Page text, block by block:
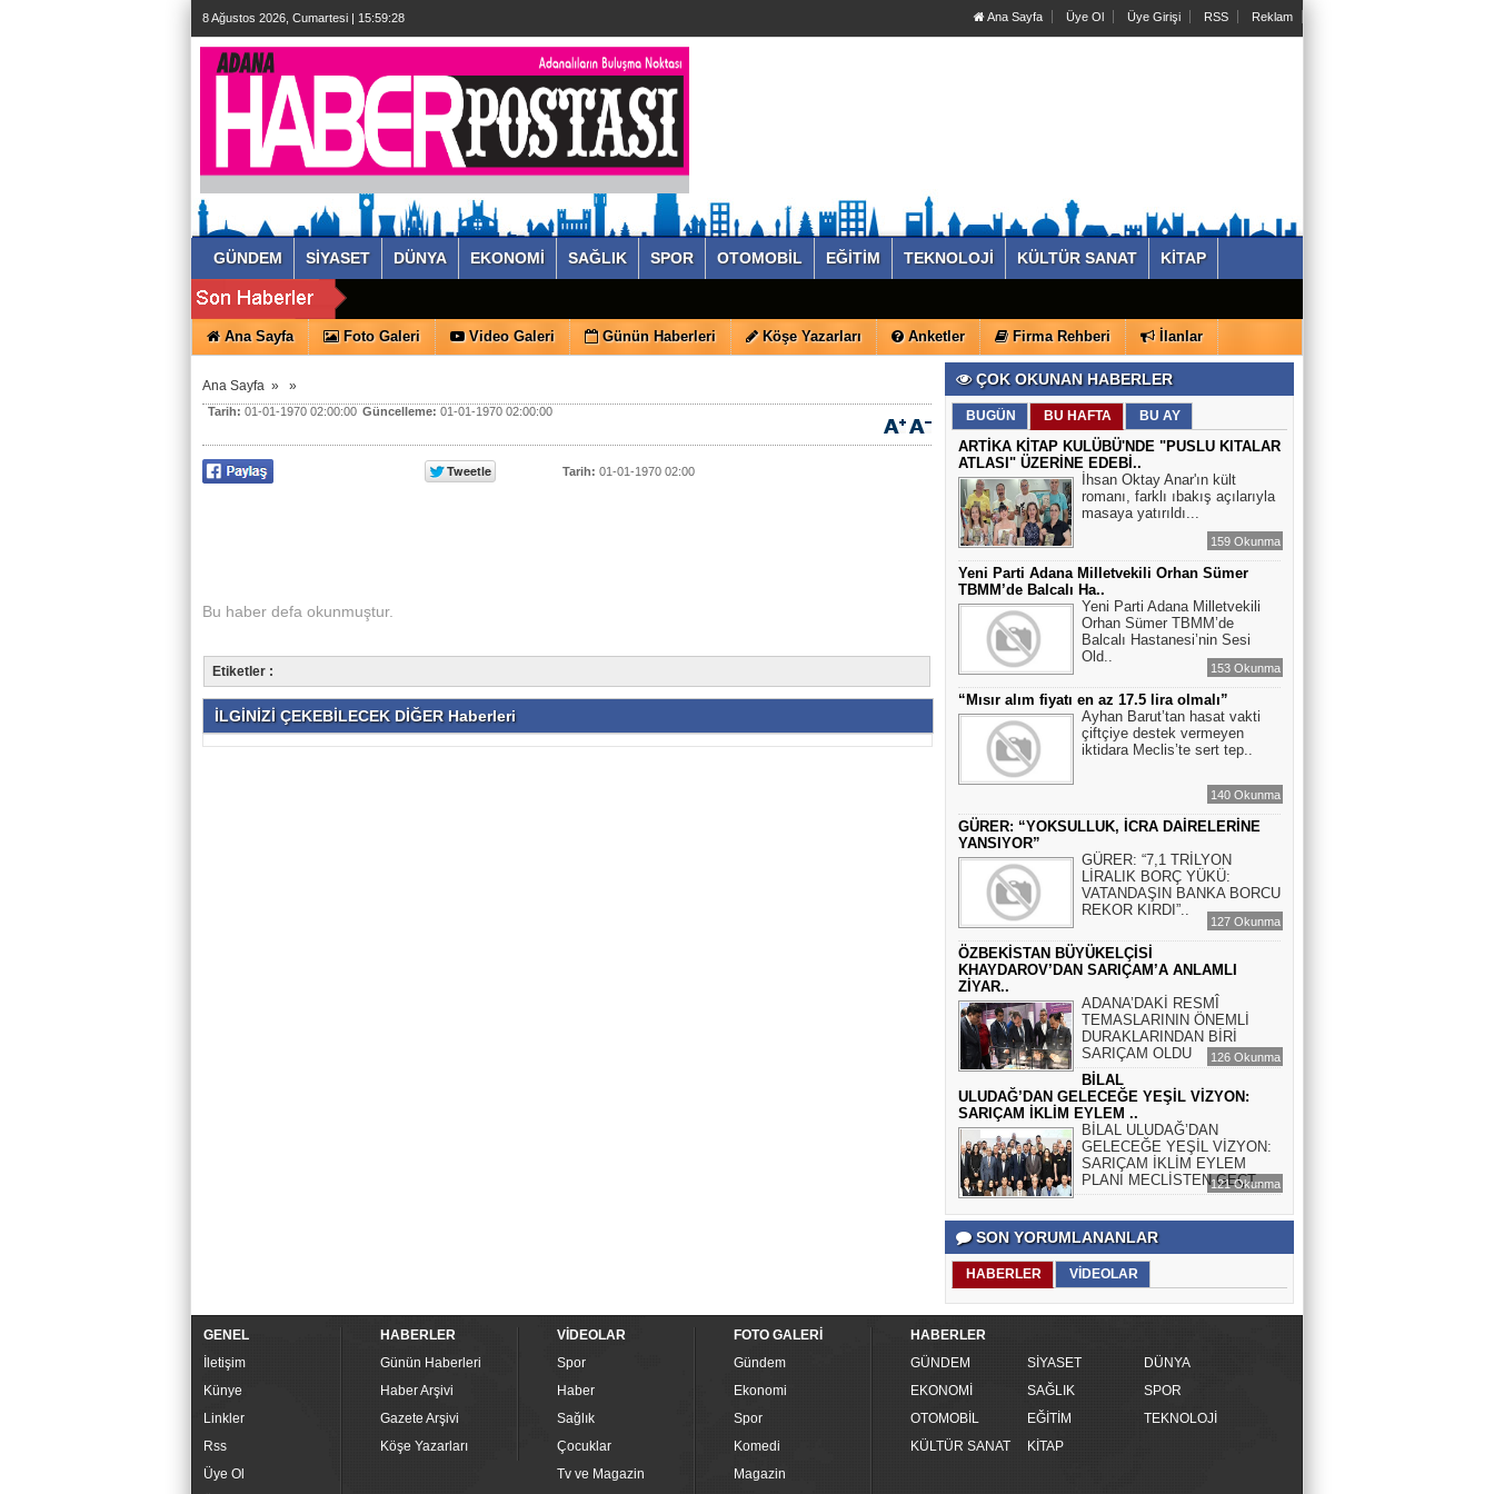
8 Ağustos 2026, Cumartesi | 15:59:29 Ana Sayfa Üye Ol Üye Girişi RSS Reklam
GÜNDEM SİYASET DÜNYA EKONOMİ SAĞLIK SPOR OTOMOBİL EĞİTİM TEKNOLOJİ KÜLTÜR SANAT KİTAP
Ana Sayfa Foto Galeri Video Galeri Günün Haberleri Köşe Yazarları Anketler Firma Rehberi İlanlar
Ana Sayfa » »
Tarih: 01-01-1970 02:00:00 Güncelleme: 01-01-1970 02:00:00
Tarih: 01-01-1970 02:00
Bu haber defa okunmuştur.
Etiketler :
İLGİNİZİ ÇEKEBİLECEK DİĞER Haberleri
ÇOK OKUNAN HABERLER
BUGÜN BU HAFTA BU AY
ARTİKA KİTAP KULÜBÜ'NDE "PUSLU KITALAR
ATLASI" ÜZERİNE EDEBİ..
İhsan Oktay Anar'ın kült
romanı, farklı ıbakış açılarıyla
masaya yatırıldı...
159 Okunma
Yeni Parti Adana Milletvekili Orhan Sümer
TBMM’de Balcalı Ha..
Yeni Parti Adana Milletvekili
Orhan Sümer TBMM’de
Balcalı Hastanesi’nin Sesi
Old..
153 Okunma
“Mısır alım fiyatı en az 17.5 lira olmalı”
Ayhan Barut’tan hasat vakti
çiftçiye destek vermeyen
iktidara Meclis’te sert tep..
140 Okunma
GÜRER: “YOKSULLUK, İCRA DAİRELERİNE
YANSIYOR”
GÜRER: “7,1 TRİLYON
LİRALIK BORÇ YÜKÜ:
VATANDAŞIN BANKA BORCU
REKOR KIRDI”..
127 Okunma
ÖZBEKİSTAN BÜYÜKELÇİSİ
KHAYDAROV’DAN SARIÇAM’A ANLAMLI
ZİYAR..
ADANA’DAKİ RESMÎ
TEMASLARININ ÖNEMLİ
DURAKLARINDAN BİRİ
SARIÇAM OLDU
126 Okunma
BİLAL
ULUDAĞ’DAN GELECEĞE YEŞİL VİZYON:
SARIÇAM İKLİM EYLEM ..
BİLAL ULUDAĞ’DAN
GELECEĞE YEŞİL VİZYON:
SARIÇAM İKLİM EYLEM
PLANI MECLİSTEN GEÇT..
121 Okunma
SON YORUMLANANLAR
HABERLER VİDEOLAR
GENEL
İletişim
Künye
Linkler
Rss
Üye Ol
HABERLER
Günün Haberleri
Haber Arşivi
Gazete Arşivi
Köşe Yazarları
VİDEOLAR
Spor
Haber
Sağlık
Çocuklar
Tv ve Magazin
FOTO GALERİ
Gündem
Ekonomi
Spor
Komedi
Magazin
HABERLER
GÜNDEM
SİYASET
DÜNYA
EKONOMİ
SAĞLIK
SPOR
OTOMOBİL
EĞİTİM
TEKNOLOJİ
KÜLTÜR SANAT
KİTAP